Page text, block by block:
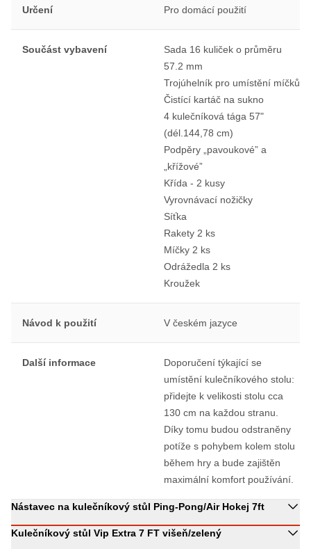
Určení Pro domácí použití
Součást vybavení
Sada 16 kuliček o průměru
57.2 mm
Trojúhelník pro umístění míčků
Čistící kartáč na sukno
4 kulečníková tága 57"
(dél.144,78 cm)
Podpěry „pavoukové” a
„křížové”
Křída - 2 kusy
Vyrovnávací nožičky
Síťka
Rakety 2 ks
Míčky 2 ks
Odrážedla 2 ks
Kroužek
Návod k použití V českém jazyce
Další informace
Doporučení týkající se
umístění kulečníkového stolu:
přidejte k velikosti stolu cca
130 cm na každou stranu.
Díky tomu budou odstraněny
potíže s pohybem kolem stolu
během hry a bude zajištěn
maximální komfort používání.
Nástavec na kulečníkový stůl Ping-Pong/Air Hokej 7ft
Kulečníkový stůl Vip Extra 7 FT višeň/zelený